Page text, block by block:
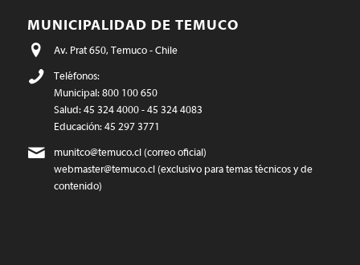
MUNICIPALIDAD DE TEMUCO
Av. Prat 650, Temuco - Chile
Teléfonos:
Municipal: 800 100 650
Salud: 45 324 4000 - 45 324 4083
Educación: 45 297 3771
munitco@temuco.cl(correo oficial)
webmaster@temuco.cl(exclusivo para temas técnicos y de
contenido)